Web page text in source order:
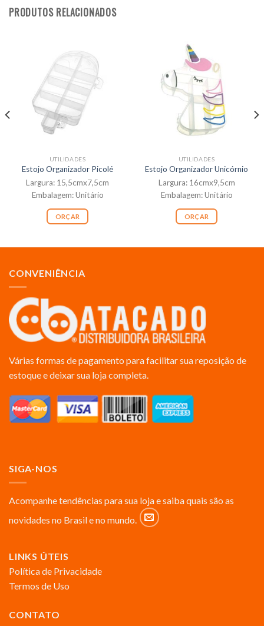
PRODUTOS RELACIONADOS
UTILIDADES
Estojo Organizador Picolé
Largura: 15,5cmx7,5cm
Embalagem: Unitário
ORÇAR
UTILIDADES
Estojo Organizador Unicórnio
Largura: 16cmx9,5cm
Embalagem: Unitário
ORÇAR
CONVENIÊNCIA
Várias formas de pagamento para facilitar sua reposição de
estoque e deixar sua loja completa.
SIGA-NOS
Acompanhe tendências para sua loja e saiba quais são as
novidades no Brasil e no mundo.
LINKS ÚTEIS
Política de Privacidade
Termos de Uso
CONTATO